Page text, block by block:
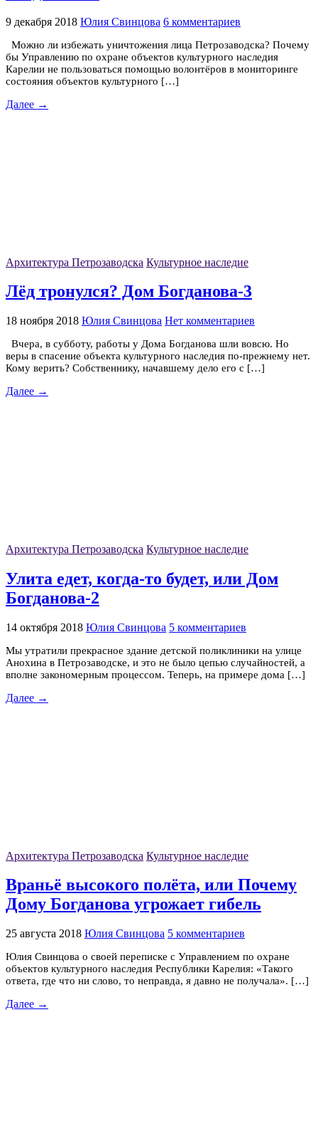
9 декабря 2018 Юлия Свинцова 6 комментариев
Можно ли избежать уничтожения лица Петрозаводска? Почему
бы Управлению по охране объектов культурного наследия
Карелии не пользоваться помощью волонтёров в мониторинге
состояния объектов культурного […]
Далее →
Архитектура Петрозаводска Культурное наследие
Лёд тронулся? Дом Богданова-3
18 ноября 2018 Юлия Свинцова Нет комментариев
Вчера, в субботу, работы у Дома Богданова шли вовсю. Но
веры в спасение объекта культурного наследия по-прежнему нет.
Кому верить? Собственнику, начавшему дело его с […]
Далее →
Архитектура Петрозаводска Культурное наследие
Улита едет, когда-то будет, или Дом
Богданова-2
14 октября 2018 Юлия Свинцова 5 комментариев
Мы утратили прекрасное здание детской поликлиники на улице
Анохина в Петрозаводске, и это не было цепью случайностей, а
вполне закономерным процессом. Теперь, на примере дома […]
Далее →
Архитектура Петрозаводска Культурное наследие
Враньё высокого полёта, или Почему
Дому Богданова угрожает гибель
25 августа 2018 Юлия Свинцова 5 комментариев
Юлия Свинцова о своей переписке с Управлением по охране
объектов культурного наследия Республики Карелия: «Такого
ответа, где что ни слово, то неправда, я давно не получала». […]
Далее →